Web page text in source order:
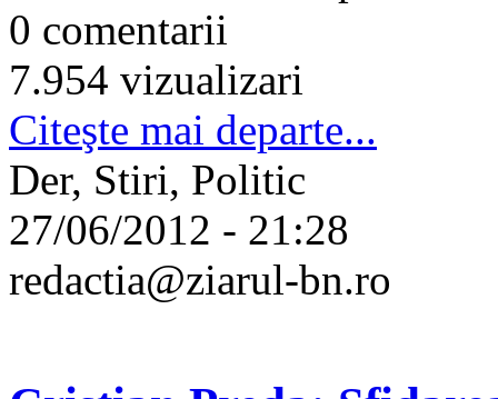
0 comentarii
7.954 vizualizari
Citeşte mai departe...
Der, Stiri, Politic
27/06/2012 - 21:28
redactia@ziarul-bn.ro